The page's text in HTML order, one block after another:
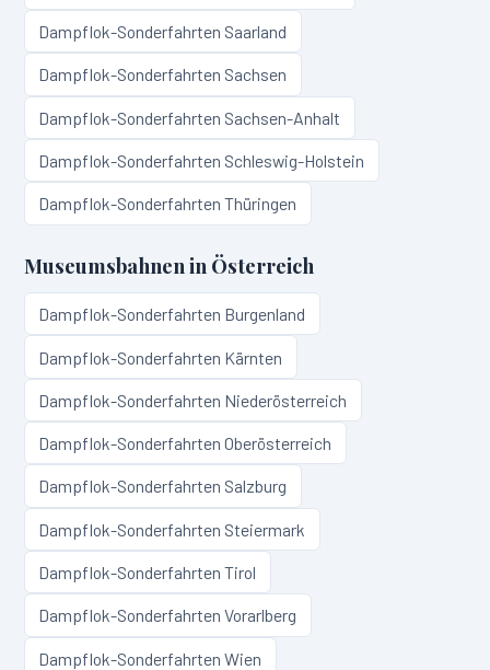
Dampflok-Sonderfahrten Saarland
Dampflok-Sonderfahrten Sachsen
Dampflok-Sonderfahrten Sachsen-Anhalt
Dampflok-Sonderfahrten Schleswig-Holstein
Dampflok-SonderfahrtenThüringen
Museumsbahnen in Österreich
Dampflok-Sonderfahrten Burgenland
Dampflok-Sonderfahrten Kärnten
Dampflok-Sonderfahrten Niederösterreich
Dampflok-SonderfahrtenOberösterreich
Dampflok-Sonderfahrten Salzburg
Dampflok-Sonderfahrten Steiermark
Dampflok-SonderfahrtenTirol
Dampflok-SonderfahrtenVorarlberg
Dampflok-SonderfahrtenWien